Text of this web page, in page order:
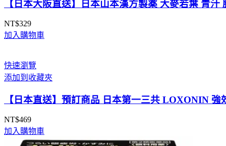
【日本大阪直送】日本山本漢方製薬 大麥若葉 青
NT$329
加入購物車
快速瀏覽
添加到收藏夾
【日本直送】預訂商品 日本第一三共 LOXONIN
NT$469
加入購物車